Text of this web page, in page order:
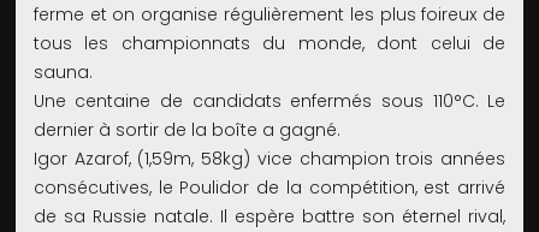
ferme et on organise régulièrement les plus foireux de
tous les championnats du monde, dont celui de
sauna.
Une centaine de candidats enfermés sous 110°C. Le
dernier à sortir de la boîte a gagné.
Igor Azarof, (1,59m, 58kg) vice champion trois années
consécutives, le Poulidor de la compétition, est arrivé
de sa Russie natale. Il espère battre son éternel rival,